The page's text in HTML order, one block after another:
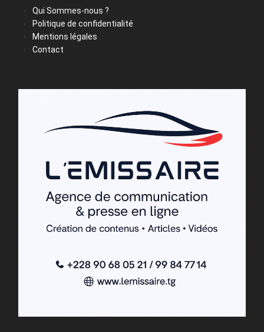
Qui Sommes-nous ?
Politique de confidentialité
Mentions légales
Contact